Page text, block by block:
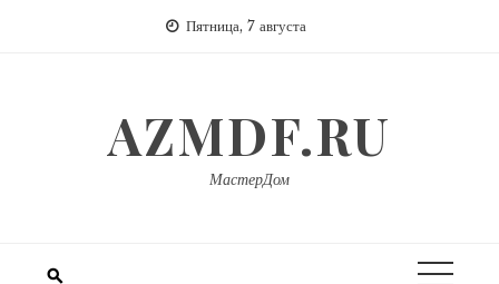
Пятница, 7 августа
AZMDF.RU
МастерДом